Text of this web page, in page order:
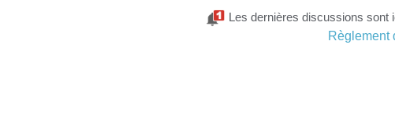
Les dernières discussions sont
Règlement